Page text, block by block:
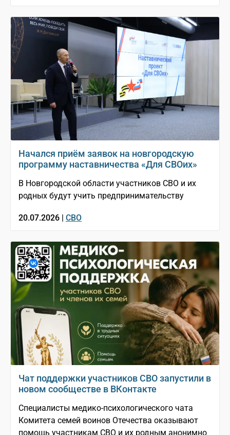
Начался приём заявок на новгородскую
программу наставничества «Для СВОих»
В Новгородской области участников СВО и их
родных будут учить предпринимательству
20.07.2026 | СВО
Чат поддержки участников СВО запустили в
новом сообществе в ВКонтакте
Специалисты медико-психологического чата
Комитета семей воинов Отечества оказывают
помощь участникам СВО и их родным анонимно